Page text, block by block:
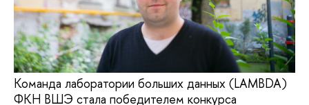
Команда лаборатории больших данных (LAMBDA)
ФКН ВШЭ стала победителем конкурса